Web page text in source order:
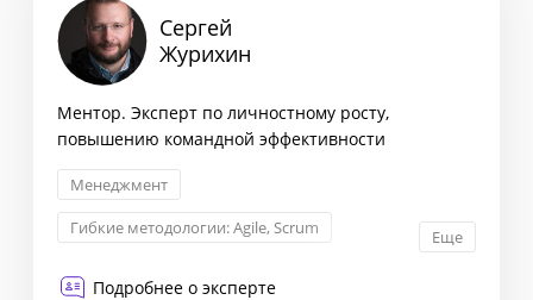
Сергей
Журихин
Ментор. Эксперт по личностному росту,
повышению командной эффективности
Менеджмент
Гибкие методологии: Agile, Scrum
Еще
Подробнее о эксперте